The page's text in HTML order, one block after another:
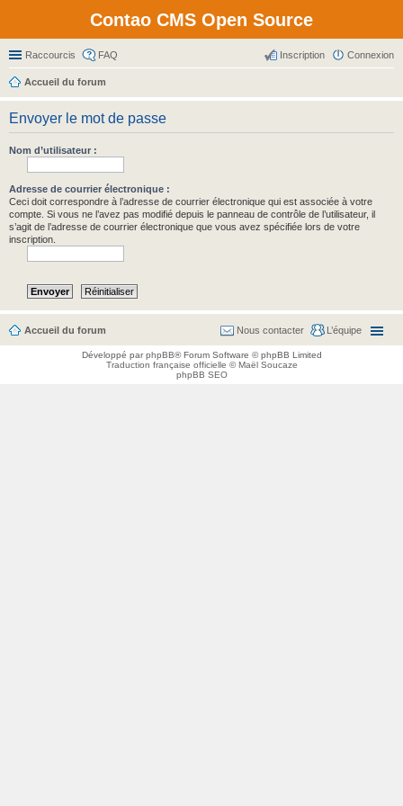
Contao CMS Open Source
Raccourcis FAQ Connexion
Inscription
Accueil du forum
Envoyer le mot de passe
Nom d’utilisateur :
Adresse de courrier électronique :
Ceci doit correspondre à l’adresse de courrier électronique qui est associée à votre
compte. Si vous ne l’avez pas modifié depuis le panneau de contrôle de l’utilisateur, il
s’agit de l’adresse de courrier électronique que vous avez spécifiée lors de votre
inscription.
Accueil du forum L’équipe
Nous contacter
Développé parphpBB® Forum Software © phpBB Limited
Traduction française officielle ©Maël Soucaze
phpBB SEO